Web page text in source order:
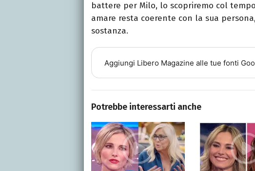
battere per Milo, lo scopriremo col
amare resta coerente con la sua
sostanza.
Aggiungi Libero Magazine alle tue fonti
Potrebbe interessarti anche